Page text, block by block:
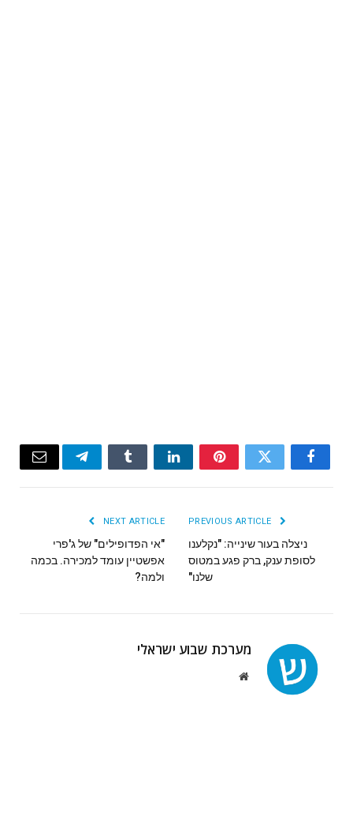
Facebook
Twitter
Pinterest
LinkedIn
Tumblr
Telegram
Email
ניצלה בעור שינייה: "נקלענו
לסופת ענק, ברק פגע במטוס
שלנו"
NEXT ARTICLE
"אי הפדופילים" של ג'פרי
אפשטיין עומד למכירה. בכמה
ולמה?
מערכת שבוע ישראלי
Website